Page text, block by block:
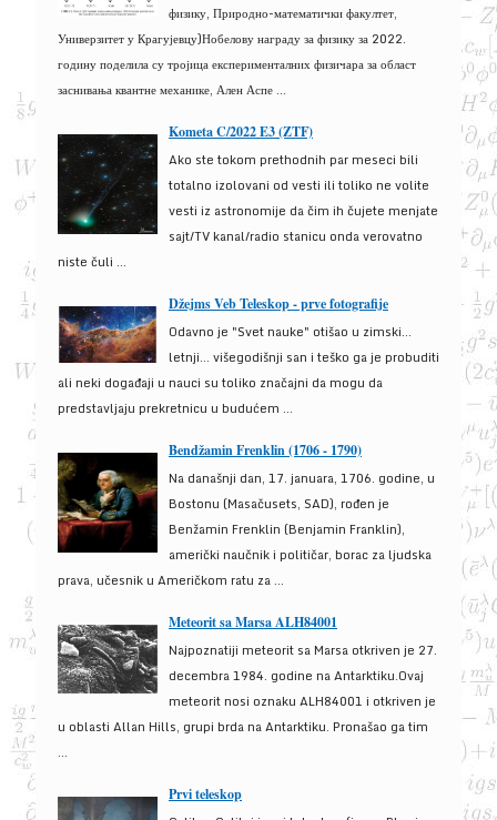
физику, Природно-математички факултет,
Универзитет у Крагујевцу)Нобелову награду за физику за 2022.
годину поделила су тројица експерименталних физичара за област
заснивања квантне механике, Ален Аспе ...
Kometa C/2022 E3 (ZTF)
Ako ste tokom prethodnih par meseci bili
totalno izolovani od vesti ili toliko ne volite
vesti iz astronomije da čim ih čujete menjate
sajt/TV kanal/radio stanicu onda verovatno
niste čuli ...
Džejms Veb Teleskop - prve fotografije
Odavno je "Svet nauke" otišao u zimski...
letnji... višegodišnji san i teško ga je probuditi
ali neki događaji u nauci su toliko značajni da mogu da
predstavljaju prekretnicu u budućem ...
Bendžamin Frenklin (1706 - 1790)
Na današnji dan, 17. januara, 1706. godine, u
Bostonu (Masačusets, SAD), rođen je
Benžamin Frenklin (Benjamin Franklin),
američki naučnik i političar, borac za ljudska
prava, učesnik u Američkom ratu za ...
Meteorit sa Marsa ALH84001
Najpoznatiji meteorit sa Marsa otkriven je 27.
decembra 1984. godine na Antarktiku.Ovaj
meteorit nosi oznaku ALH84001 i otkriven je
u oblasti Allan Hills, grupi brda na Antarktiku. Pronašao ga tim
...
Prvi teleskop